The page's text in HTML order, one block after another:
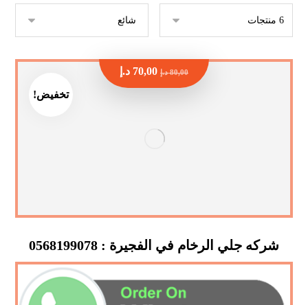
تخفيض!
شركه جلي الرخام في الفجيرة : 0568199078
80,00 د.إ 70,00 د.إ